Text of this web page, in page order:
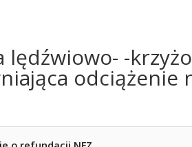
lędźwiowo- -
odciążenie